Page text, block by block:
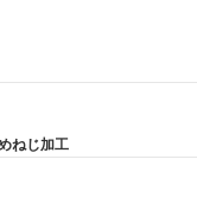
ねじ加工